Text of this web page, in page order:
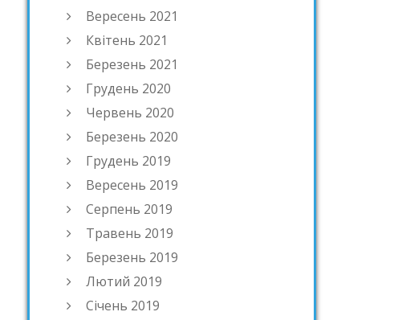
Вересень 2021
Квітень 2021
Березень 2021
Грудень 2020
Червень 2020
Березень 2020
Грудень 2019
Вересень 2019
Серпень 2019
Травень 2019
Березень 2019
Лютий 2019
Січень 2019